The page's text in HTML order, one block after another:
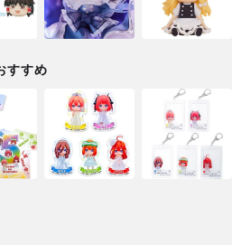
すすめ